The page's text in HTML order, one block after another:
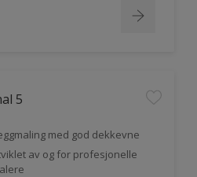
5
med god dekkevne
av og for profesjonelle